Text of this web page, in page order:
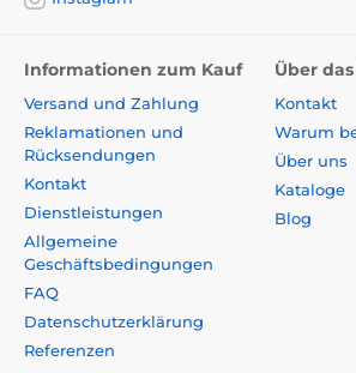
Informationen zum Kauf
Versand und Zahlung
Reklamationen und
Rücksendungen
Kontakt
Dienstleistungen
Allgemeine
Geschäftsbedingungen
FAQ
Datenschutzerklärung
Referenzen
Über
Kontakt
Warum
Über uns
Kataloge
Blog